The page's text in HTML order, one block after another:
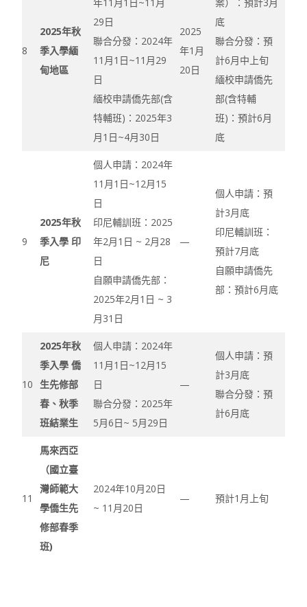
8
2025年秋
季入學緬
甸地區
29日
聯合分發：2024年
11月1日~11月29
日
緬校申請僑先部(含
特輔班)：2025年3
月1日~4月30日
2025
年1月
20日
底
聯合分發：預
計6月中上旬
緬校申請僑先
部(含特輔
班)：預計6月
底
9
2025年秋
季入學 印
尼
個人申請：2024年
11月1日~12月15
日
印尼輔訓班：2025
年2月1日 ~ 2月28
日
自願申請僑先部：
2025年2月1日 ~ 3
月31日
—
個人申請：預
計3月底
印尼輔訓班：
預計7月底
自願申請僑先
部：預計6月底
10
2025年秋
季入學 僑
生先修部
春、秋季
班結業生
個人申請：2024年
11月1日~12月15
日
聯合分發：2025年
5月6日~ 5月29日
—
個人申請：預
計3月底
聯合分發：預
計6月底
11
馬來西亞
（國立臺
灣師範大
學僑生先
修部春季
班)
2024年10月20日
~ 11月20日
— 預計1月上旬